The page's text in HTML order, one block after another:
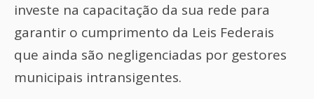
investe na capacitação da sua rede para
garantir o cumprimento da Leis Federais
que ainda são negligenciadas por gestores
municipais intransigentes.